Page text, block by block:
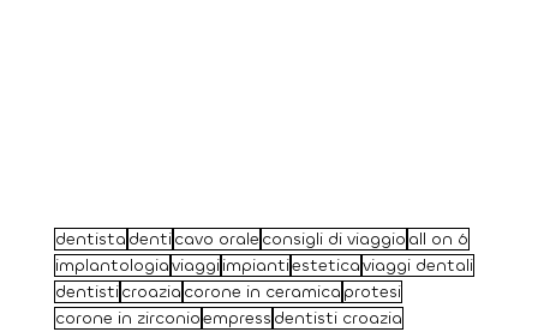
dentista denticavo orale consigli di viaggio all on 6
implantologiaviaggiimpiantiesteticaviaggi dentali
dentisticroazia corone in ceramica protesi
corone in zirconioempress dentisti croazia